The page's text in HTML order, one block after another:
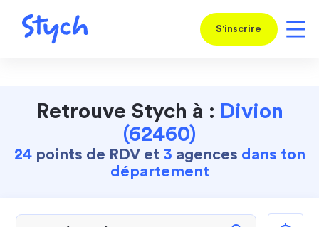
S'inscrire
Retrouve Stych à : Divion
(62460)
24points de RDV et 3 agences dans ton
département